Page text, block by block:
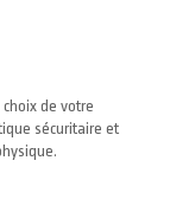
de votre
sécuritaire et